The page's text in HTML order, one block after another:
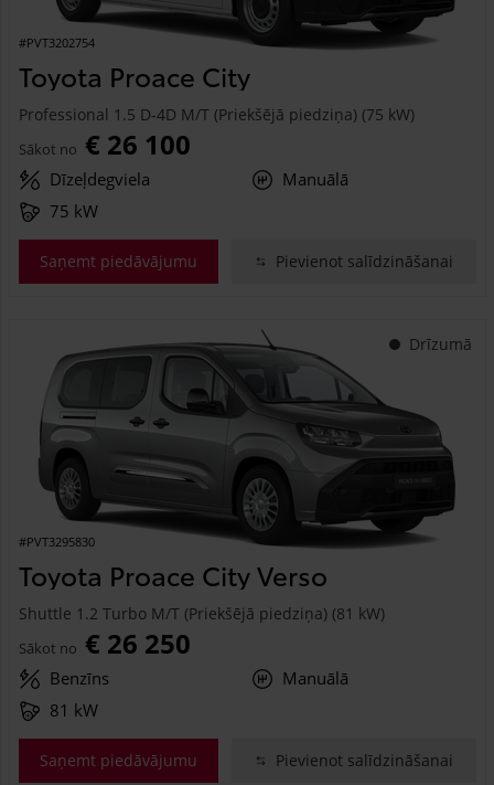
#PVT3202754
Toyota Proace City
Professional 1.5 D-4D M/T (Priekšējā piedziņa) (75 kW)
Sākot no € 26 100
Dīzeļdegviela
Manuālā
75 kW
Saņemt piedāvājumu Pievienot salīdzināšanai
Drīzumā
#PVT3295830
Toyota Proace City Verso
Shuttle 1.2 Turbo M/T (Priekšējā piedziņa) (81 kW)
Sākot no € 26 250
Benzīns
Manuālā
81 kW
Saņemt piedāvājumu Pievienot salīdzināšanai